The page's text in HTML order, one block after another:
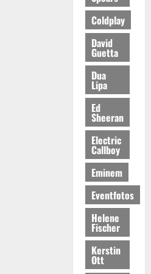
Coldplay
David
Guetta
Dua
Lipa
Ed
Sheeran
Electric
Callboy
Eminem
Eventfotos
Helene
Fischer
Kerstin
Ott